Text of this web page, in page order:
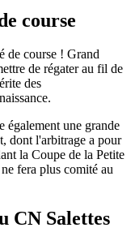
course
de course ! Grand
de régater au fil de
des
également une grande
dont l'arbitrage a pour
la Coupe de la Petite
fera plus comité au
CN Salettes